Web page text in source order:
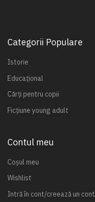
Categorii Populare
Istorie
Educațional
Cărți pentru copii
Ficțiune young adult
Contul meu
Coșul meu
Wishlist
Intră în cont/creează un cont